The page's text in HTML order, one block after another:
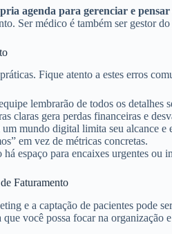
agenda para gerenciar e
Ser médico é também ser gestor
Fique atento a estes erros
lembrarão de todos os detalhes
claras gera perdas financeiras e
mundo digital limita seu alcance e
em vez de métricas concretas.
espaço para encaixes urgentes ou
Faturamento
e a captação de pacientes pode
você possa focar na organização